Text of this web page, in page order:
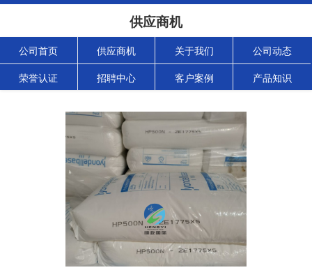
供应商机
公司首页 供应商机 关于我们 公司动态
荣誉认证 招聘中心 客户案例 产品知识